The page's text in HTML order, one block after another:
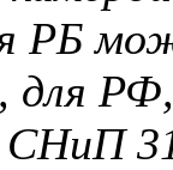
РБ
для
СНиП